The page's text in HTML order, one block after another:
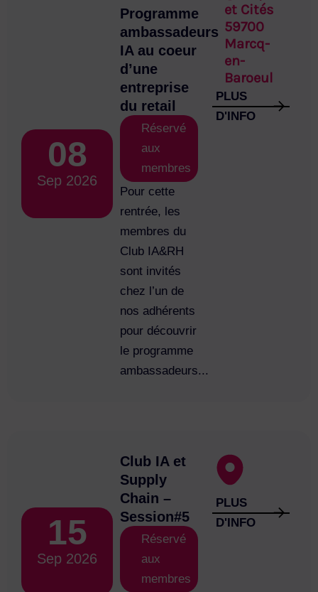
08
Sep 2026
Programme
ambassadeurs
IA au coeur
d’une
entreprise
du retail
Réservé
aux
membres
Pour cette
rentrée, les
membres du
Club IA&RH
sont invités
chez l’un de
nos adhérents
pour découvrir
le programme
ambassadeurs...
et Cités
59700
Marcq-
en-
Baroeul
PLUS
D'INFO
15
Sep 2026
Club IA et
Supply
Chain –
Session#5
Réservé
aux
membres
PLUS
D'INFO